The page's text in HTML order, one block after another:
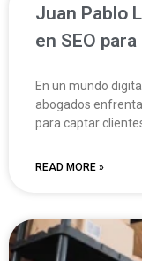
Juan Pablo
en SEO
En un mundo
abogados
para captar
READ MORE »